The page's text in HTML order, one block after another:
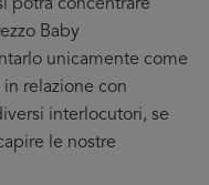
potrà concentrare
Baby
unicamente come
relazione con
interlocutori, se
le nostre